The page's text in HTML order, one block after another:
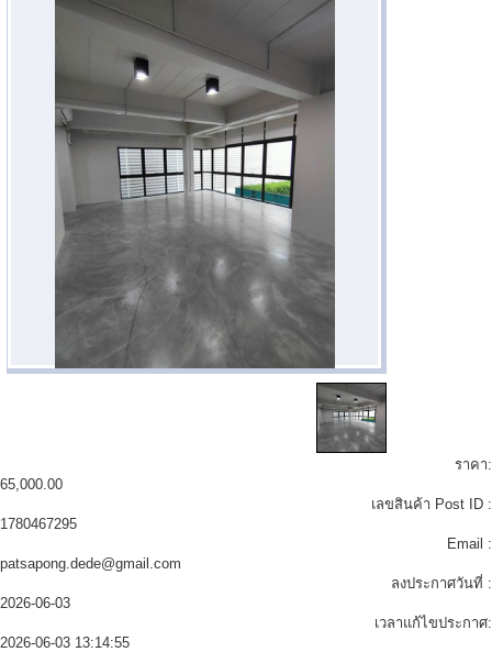
ราคา:
65,000.00
เลขสินค้า Post ID :
1780467295
Email :
patsapong.dede@gmail.com
ลงประกาศวันที่ :
2026-06-03
เวลาแก้ไขประกาศ:
2026-06-03 13:14:55